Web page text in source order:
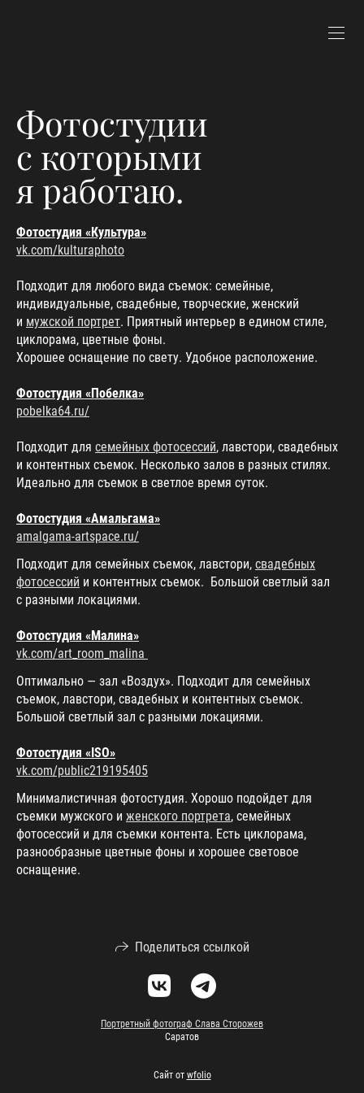
Фотостудии
с которыми
я работаю.
Фотостудия «Культура»
vk.com/kulturaphoto
Подходит для любого вида съемок: семейные,
индивидуальные, свадебные, творческие, женский
и мужской портрет. Приятный интерьер в едином стиле,
циклорама, цветные фоны.
Хорошее оснащение по свету. Удобное расположение.
Фотостудия «Побелка»
pobelka64.ru/
Подходит для семейных фотосессий, лавстори, свадебных
и контентных съемок. Несколько залов в разных стилях.
Идеально для съемок в светлое время суток.
Фотостудия «Амальгама»
amalgama-artspace.ru/
Подходит для семейных съемок, лавстори, свадебных
фотосессий и контентных съемок. Большой светлый зал
с разными локациями.
Фотостудия «Малина»
vk.com/art_room_malina
Оптимально — зал «Воздух». Подходит для семейных
съемок, лавстори, свадебных и контентных съемок.
Большой светлый зал с разными локациями.
Фотостудия «ISO»
vk.com/public219195405
Минималистичная фотостудия. Хорошо подойдет для
съемки мужского и женского портрета, семейных
фотосессий и для съемки контента. Есть циклорама,
разнообразные цветные фоны и хорошее световое
оснащение.
Поделиться ссылкой
Портретный фотограф Слава Сторожев
Саратов
Сайт от wfolio